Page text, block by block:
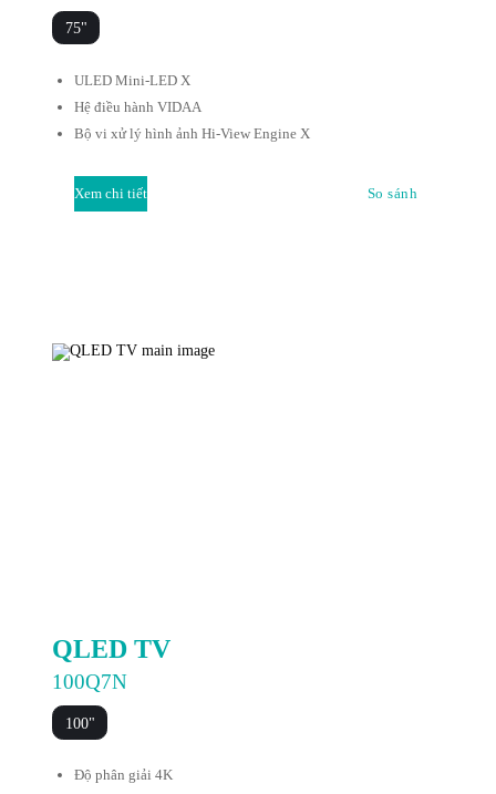
75"
ULED Mini-LED X
Hệ điều hành VIDAA
Bộ vi xử lý hình ảnh Hi-View Engine X
Xem chi tiết So sánh
QLED TV
100Q7N
100"
Độ phân giải 4K